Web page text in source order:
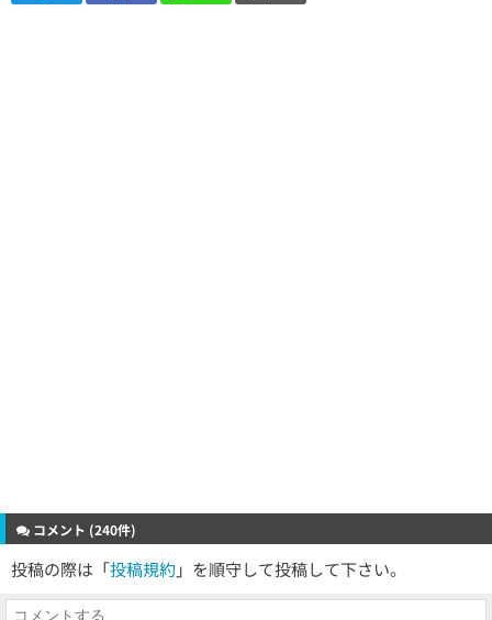
コメント (240件)
投稿の際は「投稿規約 」を順守して投稿して下さい。